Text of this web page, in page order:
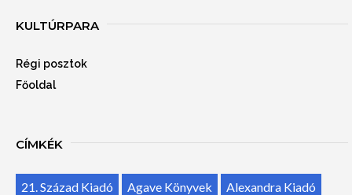
KULTÚRPARA
Régi posztok
Főoldal
CÍMKÉK
21. Század Kiadó Agave Könyvek
Alexandra Kiadó